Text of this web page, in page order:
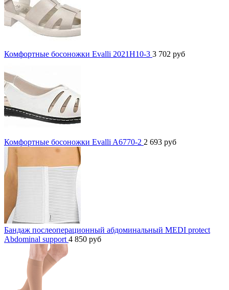
Комфортные босоножки Evalli 2021H10-3 3 702 руб
Комфортные босоножки Evalli A6770-2 2 693 руб
Бандаж послеоперационный абдоминальный MEDI protect
Abdominal support 4 850 руб